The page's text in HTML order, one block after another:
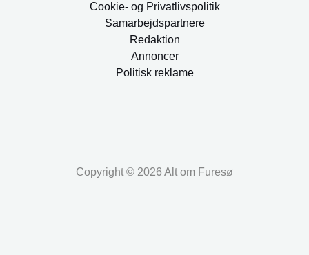
Cookie- og Privatlivspolitik
Samarbejdspartnere
Redaktion
Annoncer
Politisk reklame
Copyright © 2026 Alt om Furesø